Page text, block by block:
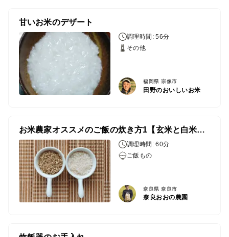
甘いお米のデザート
調理時間: 56分
その他
福岡県 宗像市
田野のおいしいお米
お米農家オススメのご飯の炊き方1【玄米と白米を一緒に炊く方法】
調理時間: 60分
ご飯もの
奈良県 奈良市
奈良おおの農園